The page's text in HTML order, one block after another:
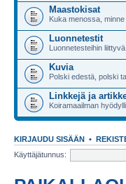
Maastokisat
Kuka menossa,
Luonnetestit
Luonnetesteihin
Kuvia
Polski edestä, polski
Linkkejä ja
Koiramaailman
KIRJAUDU SISÄÄN •
Käyttäjätunnus: